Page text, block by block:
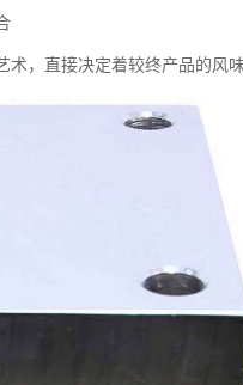
，直接决定着较终产品的风味